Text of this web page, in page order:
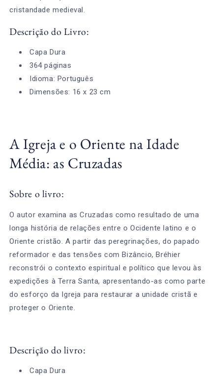
cristandade medieval.
Descrição do Livro:
Capa Dura
364 páginas
Idioma: Português
Dimensões: 16 x 23 cm
A Igreja e o Oriente na Idade
Média: as Cruzadas
Sobre o livro:
O autor examina as Cruzadas como resultado de uma
longa história de relações entre o Ocidente latino e o
Oriente cristão. A partir das peregrinações, do papado
reformador e das tensões com Bizâncio, Bréhier
reconstrói o contexto espiritual e político que levou às
expedições à Terra Santa, apresentando-as como parte
do esforço da Igreja para restaurar a unidade cristã e
proteger o Oriente.
Descrição do livro:
Capa Dura